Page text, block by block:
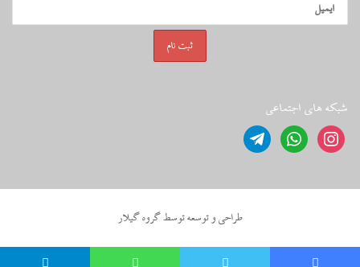
شبکه های اجتماعی
instagram
whatsapp
telegram
طراحي و توسعه توسط گروه گيلار